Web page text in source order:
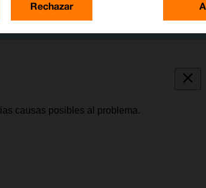
causas posibles al problema.
Rechazar